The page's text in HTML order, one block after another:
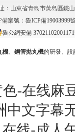
：山東省青島市黃島區鐵
備案號： 魯ICP備19003999
魯公網安備
機、鋼管拋丸機的研發、
-在线麻
中文字幕